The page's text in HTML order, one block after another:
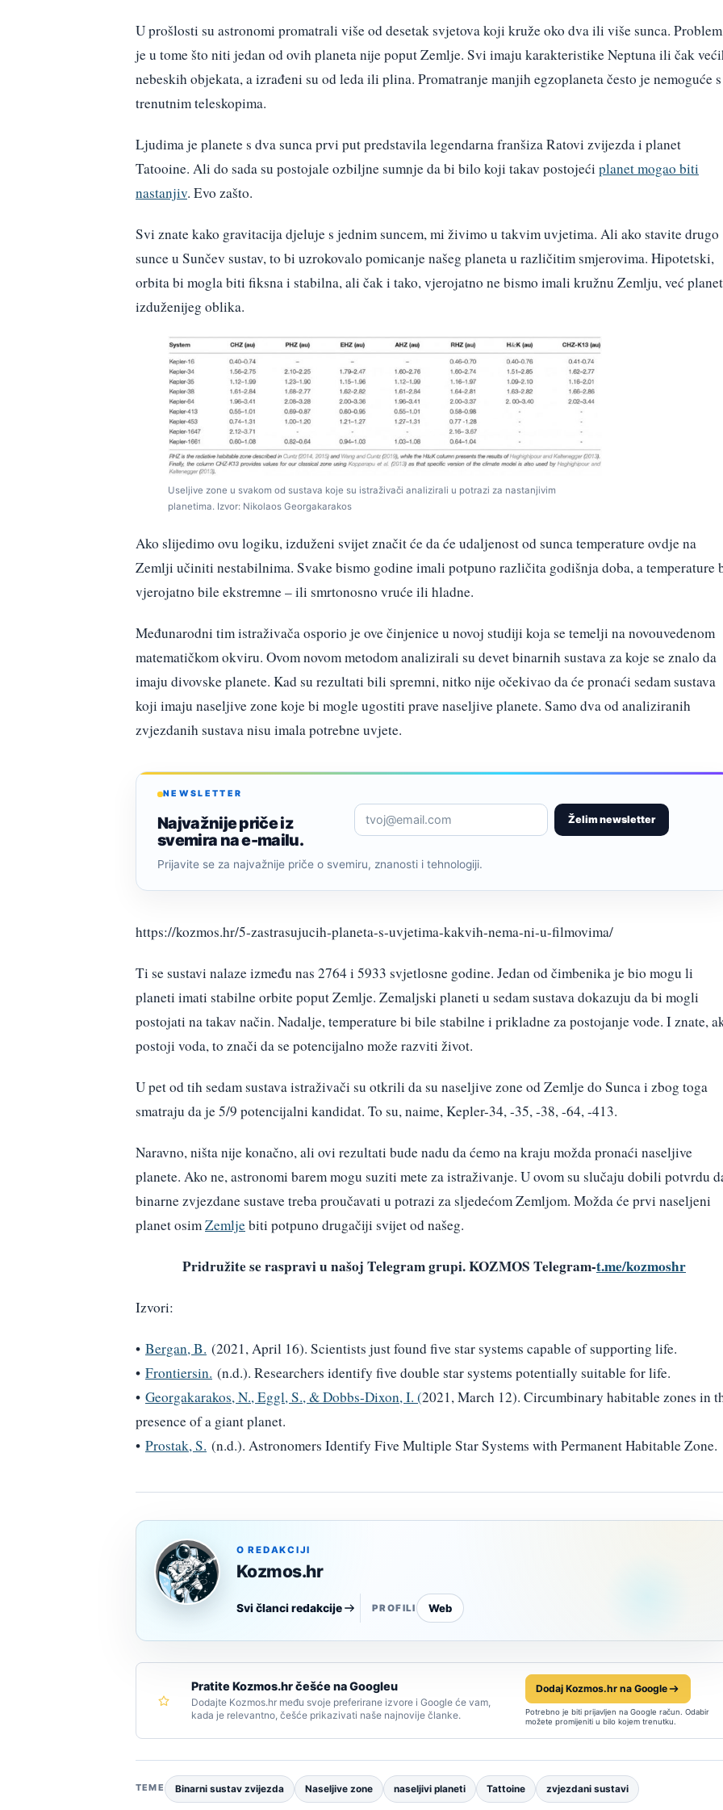
U prošlosti su astronomi promatrali više od desetak svjetova koji kruže oko dva ili više sunca. Problem
je u tome što niti jedan od ovih planeta nije poput Zemlje. Svi imaju karakteristike Neptuna ili čak
nebeskih objekata, a izrađeni su od leda ili plina. Promatranje manjih egzoplaneta često je nemoguće s
trenutnim teleskopima.
Ljudima je planete s dva sunca prvi put predstavila legendarna franšiza Ratovi zvijezda i planet
Tatooine. Ali do sada su postojale ozbiljne sumnje da bi bilo koji takav postojeći planet mogao biti
nastanjiv. Evo zašto.
Svi znate kako gravitacija djeluje s jednim suncem, mi živimo u takvim uvjetima. Ali ako stavite drugo
sunce u Sunčev sustav, to bi uzrokovalo pomicanje našeg planeta u različitim smjerovima. Hipotetski,
orbita bi mogla biti fiksna i stabilna, ali čak i tako, vjerojatno ne bismo imali kružnu Zemlju, već planet
izduženijeg oblika.
Useljive zone u svakom od sustava koje su istraživači analizirali u potrazi za nastanjivim
planetima. Izvor: Nikolaos Georgakarakos
Ako slijedimo ovu logiku, izduženi svijet značit će da će udaljenost od sunca temperature ovdje na
Zemlji učiniti nestabilnima. Svake bismo godine imali potpuno različita godišnja doba, a temperature
vjerojatno bile ekstremne – ili smrtonosno vruće ili hladne.
Međunarodni tim istraživača osporio je ove činjenice u novoj studiji koja se temelji na novouvedenom
matematičkom okviru. Ovom novom metodom analizirali su devet binarnih sustava za koje se znalo da
imaju divovske planete. Kad su rezultati bili spremni, nitko nije očekivao da će pronaći sedam sustava
koji imaju naseljive zone koje bi mogle ugostiti prave naseljive planete. Samo dva od analiziranih
zvjezdanih sustava nisu imala potrebne uvjete.
NEWSLETTER
Najvažnije priče iz
svemira na e-mailu.
Želim newsletter
Prijavite se za najvažnije priče o svemiru, znanosti i tehnologiji.
https://kozmos.hr/5-zastrasujucih-planeta-s-uvjetima-kakvih-nema-ni-u-filmovima/
Ti se sustavi nalaze između nas 2764 i 5933 svjetlosne godine. Jedan od čimbenika je bio mogu li
planeti imati stabilne orbite poput Zemlje. Zemaljski planeti u sedam sustava dokazuju da bi mogli
postojati na takav način. Nadalje, temperature bi bile stabilne i prikladne za postojanje vode. I znate,
postoji voda, to znači da se potencijalno može razviti život.
U pet od tih sedam sustava istraživači su otkrili da su naseljive zone od Zemlje do Sunca i zbog toga
smatraju da je 5/9 potencijalni kandidat. To su, naime, Kepler-34, -35, -38, -64, -413.
Naravno, ništa nije konačno, ali ovi rezultati bude nadu da ćemo na kraju možda pronaći naseljive
planete. Ako ne, astronomi barem mogu suziti mete za istraživanje. U ovom su slučaju dobili potvrdu
binarne zvjezdane sustave treba proučavati u potrazi za sljedećom Zemljom. Možda će prvi naseljeni
planet osimZemljebiti potpuno drugačiji svijet od našeg.
Pridružite se raspravi u našoj Telegram grupi. KOZMOS Telegram-t.me/kozmoshr
Izvori:
• Bergan, B. (2021, April 16). Scientists just found five star systems capable of supporting life.
• Frontiersin. (n.d.). Researchers identify five double star systems potentially suitable for life.
• Georgakarakos, N., Eggl, S., & Dobbs-Dixon, I. (2021, March 12). Circumbinary habitable zones in
presence of a giant planet.
• Prostak, S. (n.d.). Astronomers Identify Five Multiple Star Systems with Permanent Habitable Zone.
O REDAKCIJI
Kozmos.hr
Svi članci redakcije PROFILI Web
Pratite Kozmos.hr češće na Googleu
Dodajte Kozmos.hr među svoje preferirane izvore i Google će vam,
kada je relevantno, češće prikazivati naše najnovije članke.
Dodaj Kozmos.hr na Google
Potrebno je biti prijavljen na Google račun. Odabir
možete promijeniti u bilo kojem trenutku.
TEME Binarni sustav zvijezda Naseljive zone naseljivi planeti Tattoine zvjezdani sustavi